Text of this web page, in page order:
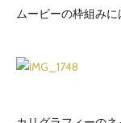
ムービーの枠組み